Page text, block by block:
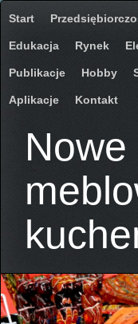
Start
Edukacja Rynek
Publikacje Hobby
Aplikacje Kontakt